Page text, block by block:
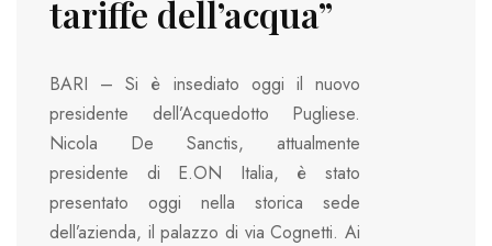
tariffe dell’acqua”
BARI – Si è insediato oggi il nuovo
presidente dell’Acquedotto Pugliese.
Nicola De Sanctis, attualmente
presidente di E.ON Italia, è stato
presentato oggi nella storica sede
dell’azienda, il palazzo di via Cognetti. Ai